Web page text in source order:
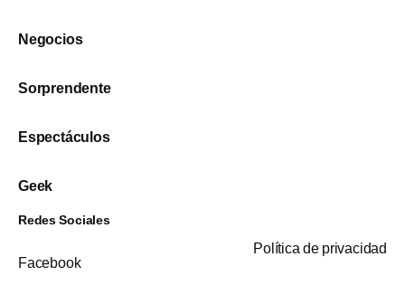
Negocios
Sorprendente
Espectáculos
Geek
Redes Sociales
Facebook
Política de privacidad